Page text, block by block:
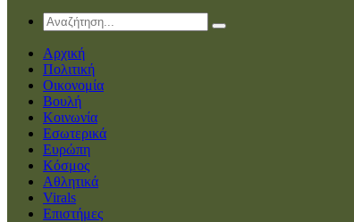
Αρχική
Πολιτική
Οικονομία
Βουλή
Κοινωνία
Εσωτερικά
Ευρώπη
Κόσμος
Αθλητικά
Virals
Επιστήμες